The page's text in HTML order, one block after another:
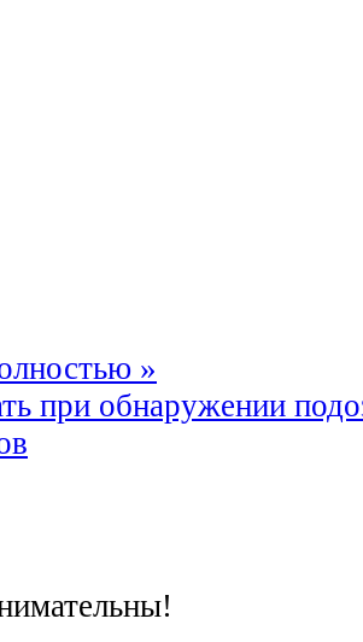
»
при обнаружении